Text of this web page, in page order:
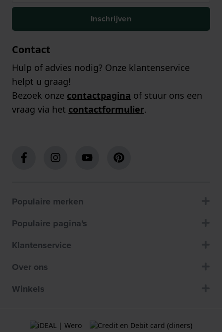
Inschrijven
Contact
Hulp of advies nodig? Onze klantenservice
helpt u graag!
Bezoek onze contactpagina of stuur ons een
vraag via het contactformulier.
Populaire merken
Populaire pagina's
Klantenservice
Over ons
Winkels